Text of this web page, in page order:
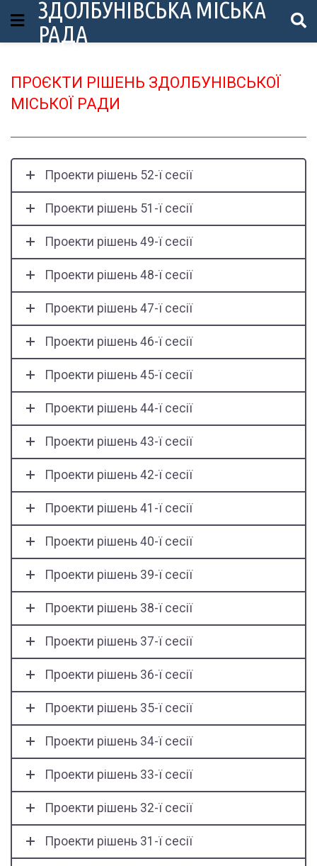
ЗДОЛБУНІВСЬКА МІСЬКА
РАДА
ПРОЄКТИ РІШЕНЬ ЗДОЛБУНІВСЬКОЇ
МІСЬКОЇ РАДИ
Проекти рішень 52-ї сесії
Проекти рішень 51-ї сесії
Проекти рішень 49-ї сесії
Проекти рішень 48-ї сесії
Проекти рішень 47-ї сесії
Проекти рішень 46-ї сесії
Проекти рішень 45-ї сесії
Проекти рішень 44-ї сесії
Проекти рішень 43-ї сесії
Проекти рішень 42-ї сесії
Проекти рішень 41-ї сесії
Проекти рішень 40-ї сесії
Проекти рішень 39-ї сесії
Проекти рішень 38-ї сесії
Проекти рішень 37-ї сесії
Проекти рішень 36-ї сесії
Проекти рішень 35-ї сесії
Проекти рішень 34-ї сесії
Проекти рішень 33-ї сесії
Проекти рішень 32-ї сесії
Проекти рішень 31-ї сесії